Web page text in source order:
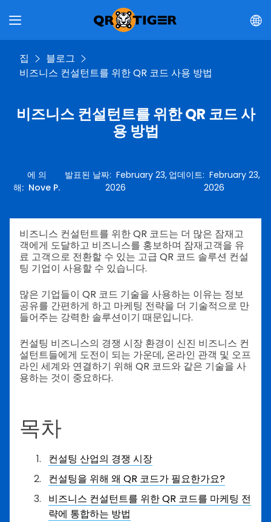
집
블로그
비즈니스 컨설턴트를 위한 QR 코드 사용 방법
비즈니스 컨설턴트를 위한 QR 코드 사
용 방법
에 의
해: Nove P.
발표된 날짜: February 23,
2026
업데이트: February 23,
2026
비즈니스 컨설턴트를 위한 QR 코드는 더 많은 잠재고
객에게 도달하고 비즈니스를 홍보하며 잠재고객을 유
료 고객으로 전환할 수 있는 고급 QR 코드 솔루션 컨설
팅 기업이 사용할 수 있습니다.
많은 기업들이 QR 코드 기술을 사용하는 이유는 정보
공유를 간편하게 하고 마케팅 전략을 더 기술적으로 만
들어주는 강력한 솔루션이기 때문입니다.
컨설팅 비즈니스의 경쟁 시장 환경이 신진 비즈니스 컨
설턴트들에게 도전이 되는 가운데, 온라인 관객 및 오프
라인 세계와 연결하기 위해 QR 코드와 같은 기술을 사
용하는 것이 중요하다.
목차
컨설팅 산업의 경쟁 시장
컨설팅을 위해 왜 QR 코드가 필요한가요?
비즈니스 컨설턴트를 위한 QR 코드를 마케팅 전
략에 통합하는 방법